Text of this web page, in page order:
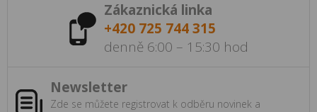
Zákaznická linka
+420 725 744 315
denně 6:00 – 15:30 hod
Newsletter
Zde se můžete registrovat k odběru novinek a